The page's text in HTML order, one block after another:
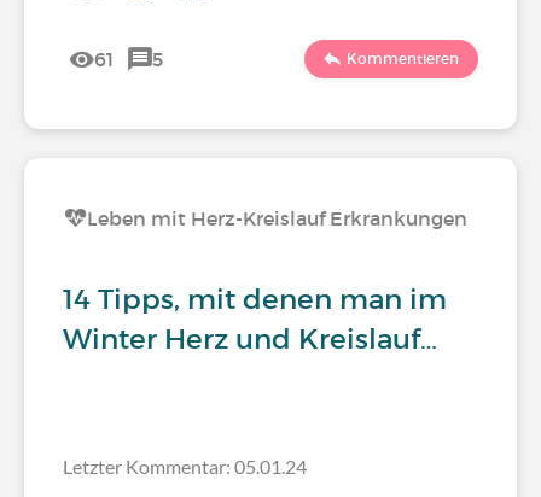
61 5 Kommentieren
Leben mit Herz-Kreislauf Erkrankungen
14 Tipps, mit denen man im
Winter Herz und Kreislauf…
Letzter Kommentar: 05.01.24